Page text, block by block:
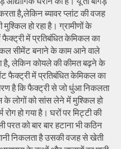
है,लेकिन ब्यावर प्लांट की वजह
मुश्किल हो रहा है। ग्रामीणों के
में प्रतिबंधित केमिकल का
सीमेंट बनाने के काम आने वाले
है, लेकिन कोयले की कीमत बढ़ने के
फैक्ट्री में प्रतिबंधित केमिकल का
है कि फैक्ट्री से जो धुंआ निकलता
लोगों को सांस लेने में मुश्किल हो
रोग हो गया है। घरों पर मिट्टी की
को बार बार हटाना भी कठिन
निकलता है उसकी वजह से खेती